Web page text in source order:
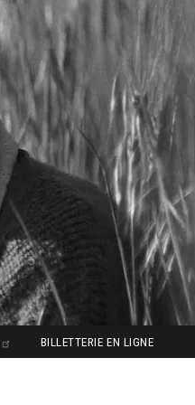
BILLETTERIE EN LIGNE